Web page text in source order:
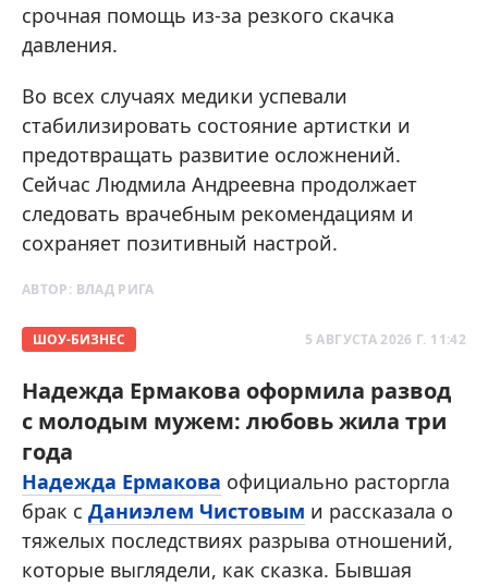
срочная помощь из-за резкого скачка
давления.
Во всех случаях медики успевали
стабилизировать состояние артистки и
предотвращать развитие осложнений.
Сейчас Людмила Андреевна продолжает
следовать врачебным рекомендациям и
сохраняет позитивный настрой.
АВТОР: ВЛАД РИГА
ШОУ-БИЗНЕС 5 АВГУСТА 2026 Г. 11:42
Надежда Ермакова оформила развод
с молодым мужем: любовь жила три
года
Надежда Ермакова официально расторгла
брак с Даниэлем Чистовым и рассказала о
тяжелых последствиях разрыва отношений,
которые выглядели, как сказка. Бывшая